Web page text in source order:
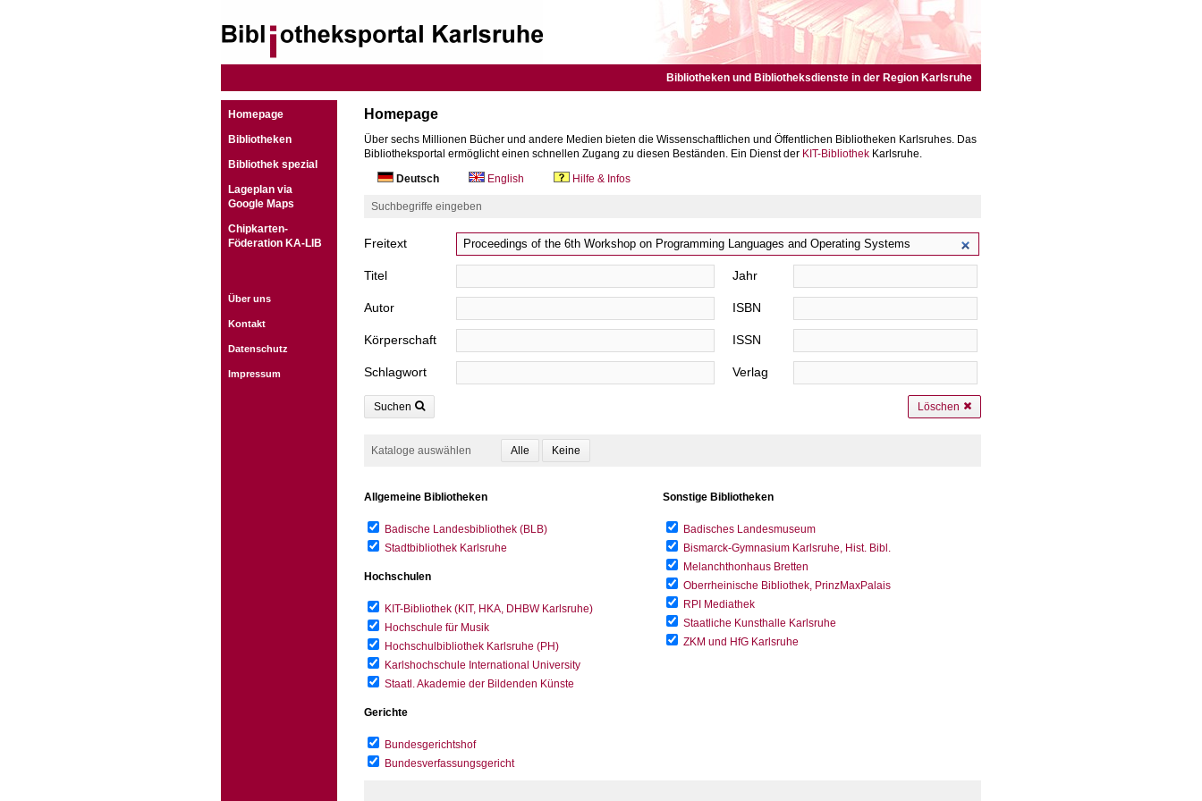
Bibliotheken und Bibliotheksdienste in der Region Karlsruhe
Homepage
Bibliotheken
Bibliothek spezial
Lageplan via
Google Maps
Chipkarten-
Föderation KA-LIB
Über uns
Kontakt
Datenschutz
Impressum
Homepage
Über sechs Millionen Bücher und andere Medien bieten die Wissenschaftlichen und Öffentlichen Bibliotheken Karlsruhes. Das
Bibliotheksportal ermöglicht einen schnellen Zugang zu diesen Beständen. Ein Dienst der KIT-Bibliothek Karlsruhe.
Deutsch
English Hilfe & Infos
Suchbegriffe eingeben
Freitext
Titel
Autor
Körperschaft
Schlagwort
Jahr
ISBN
ISSN
Verlag
Suchen Löschen
Kataloge auswählen
Allgemeine Bibliotheken
Badische Landesbibliothek (BLB)
Stadtbibliothek Karlsruhe
Hochschulen
KIT-Bibliothek (KIT, HKA, DHBW Karlsruhe)
Hochschule für Musik
Hochschulbibliothek Karlsruhe (PH)
Karlshochschule International University
Staatl. Akademie der Bildenden Künste
Gerichte
Bundesgerichtshof
Bundesverfassungsgericht
Sonstige Bibliotheken
Badisches Landesmuseum
Bismarck-Gymnasium Karlsruhe, Hist. Bibl.
Melanchthonhaus Bretten
Oberrheinische Bibliothek, PrinzMaxPalais
RPI Mediathek
Staatliche Kunsthalle Karlsruhe
ZKM und HfG Karlsruhe